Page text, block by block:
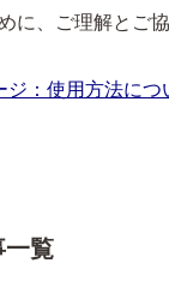
に、ご理解とご
ジ：使用方法につ
一覧